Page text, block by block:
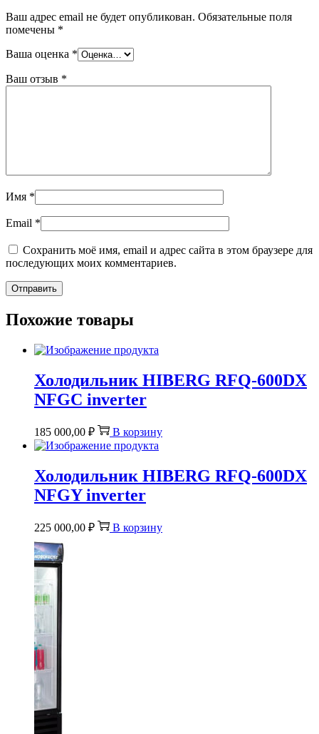
Ваш адрес email не будет опубликован. Обязательные поля
помечены *
Ваша оценка *
Ваш отзыв *
Имя *
Email *
Сохранить моё имя, email и адрес сайта в этом браузере для
последующих моих комментариев.
Похожие товары
Холодильник HIBERG RFQ-600DX
NFGС inverter
185 000,00 ₽ В корзину
Холодильник HIBERG RFQ-600DX
NFGY inverter
225 000,00 ₽ В корзину